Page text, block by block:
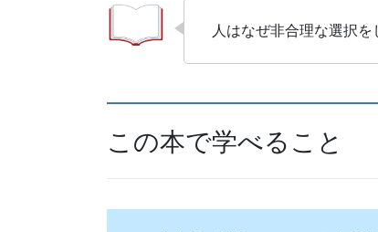
人はなぜ非合理な選択
この本で学べること